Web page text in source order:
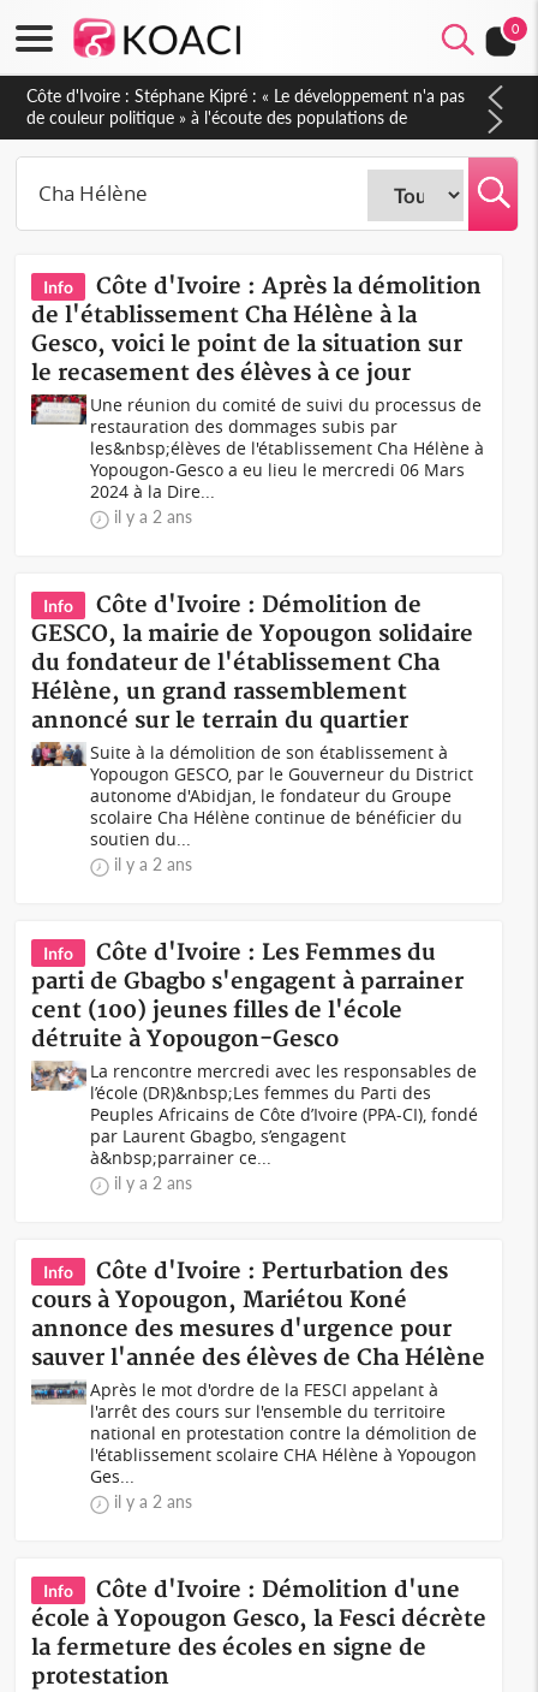
0
Côte d'Ivoire : Stéphane Kipré : « Le développement n'a pas
de couleur politique » à l'écoute des populations de
Gboguhé-Zaïbo
Info
Côte d'Ivoire : Après la démolition
de l'établissement Cha Hélène à la
Gesco, voici le point de la situation sur
le recasement des élèves à ce jour
Une réunion du comité de suivi du processus de
restauration des dommages subis par
les&nbsp;élèves de l'établissement Cha Hélène à
Yopougon-Gesco a eu lieu le mercredi 06 Mars
2024 à la Dire...
il y a 2 ans
Info
Côte d'Ivoire : Démolition de
GESCO, la mairie de Yopougon solidaire
du fondateur de l'établissement Cha
Hélène, un grand rassemblement
annoncé sur le terrain du quartier
Suite à la démolition de son établissement à
Yopougon GESCO, par le Gouverneur du District
autonome d'Abidjan, le fondateur du Groupe
scolaire Cha Hélène continue de bénéficier du
soutien du...
il y a 2 ans
Info
Côte d'Ivoire : Les Femmes du
parti de Gbagbo s'engagent à parrainer
cent (100) jeunes filles de l'école
détruite à Yopougon-Gesco
La rencontre mercredi avec les responsables de
l’école (DR)&nbsp;Les femmes du Parti des
Peuples Africains de Côte d’Ivoire (PPA-CI), fondé
par Laurent Gbagbo, s’engagent
à&nbsp;parrainer ce...
il y a 2 ans
Info
Côte d'Ivoire : Perturbation des
cours à Yopougon, Mariétou Koné
annonce des mesures d'urgence pour
sauver l'année des élèves de Cha Hélène
Après le mot d'ordre de la FESCI appelant à
l'arrêt des cours sur l'ensemble du territoire
national en protestation contre la démolition de
l'établissement scolaire CHA Hélène à Yopougon
Ges...
il y a 2 ans
Info
Côte d'Ivoire : Démolition d'une
école à Yopougon Gesco, la Fesci décrète
la fermeture des écoles en signe de
protestation